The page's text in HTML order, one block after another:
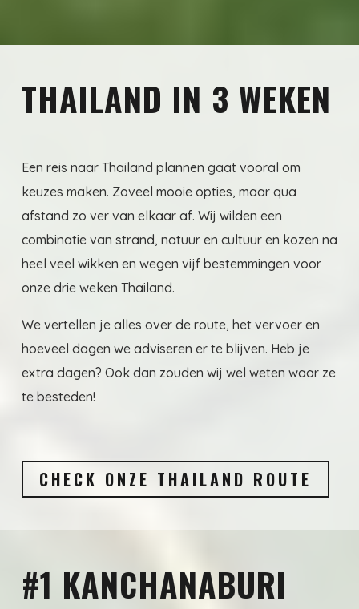
THAILAND IN 3 WEKEN
Een reis naar Thailand plannen gaat vooral om
keuzes maken. Zoveel mooie opties, maar qua
afstand zo ver van elkaar af. Wij wilden een
combinatie van strand, natuur en cultuur en kozen na
heel veel wikken en wegen vijf bestemmingen voor
onze drie weken Thailand.
We vertellen je alles over de route, het vervoer en
hoeveel dagen we adviseren er te blijven. Heb je
extra dagen? Ook dan zouden wij wel weten waar ze
te besteden!
CHECK ONZE THAILAND ROUTE
#1 KANCHANABURI